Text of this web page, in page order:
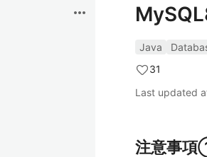
more_horiz
Java
31
Last updated
注意事項